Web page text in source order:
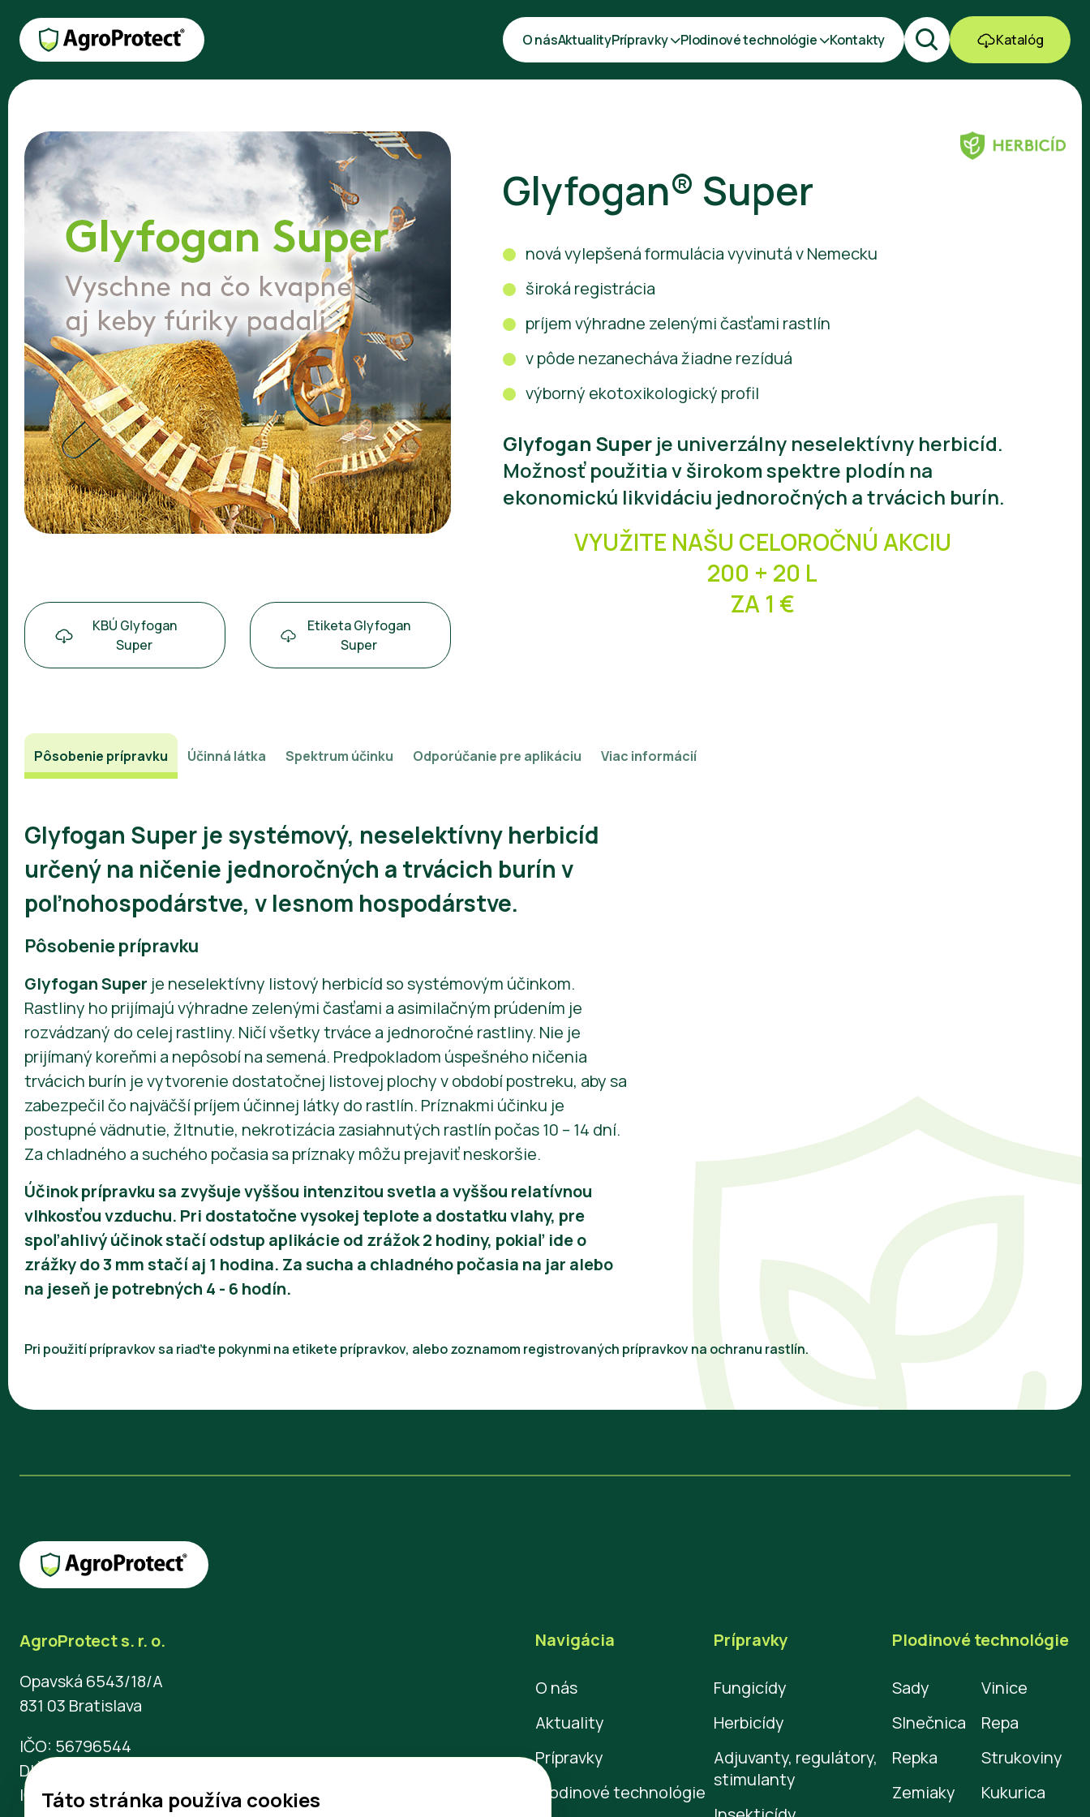
O násAktualityPrípravky Plodinové technológie Kontakty Katalóg
KBÚ Glyfogan
Super
Etiketa Glyfogan
Super
Glyfogan® Super
nová vylepšená formulácia vyvinutá v Nemecku
široká registrácia
príjem výhradne zelenými časťami rastlín
v pôde nezanecháva žiadne rezíduá
výborný ekotoxikologický profil
Glyfogan Super je univerzálny neselektívny herbicíd.
Možnosť použitia v širokom spektre plodín na
ekonomickú likvidáciu jednoročných a trvácich burín.
VYUŽITE NAŠU CELOROČNÚ AKCIU
200 + 20 L
ZA 1 €
Pôsobenie prípravku Účinná látka Spektrum účinku Odporúčanie pre aplikáciu Viac informácií
Glyfogan Super je systémový, neselektívny herbicíd
určený na ničenie jednoročných a trvácich burín v
poľnohospodárstve, v lesnom hospodárstve.
Pôsobenie prípravku
Glyfogan Super je neselektívny listový herbicíd so systémovým účinkom.
Rastliny ho prijímajú výhradne zelenými časťami a asimilačným prúdením je
rozvádzaný do celej rastliny. Ničí všetky trváce a jednoročné rastliny. Nie je
prijímaný koreňmi a nepôsobí na semená. Predpokladom úspešného ničenia
trvácich burín je vytvorenie dostatočnej listovej plochy v období postreku, aby sa
zabezpečil čo najväčší príjem účinnej látky do rastlín. Príznakmi účinku je
postupné vädnutie, žltnutie, nekrotizácia zasiahnutých rastlín počas 10 – 14 dní.
Za chladného a suchého počasia sa príznaky môžu prejaviť neskoršie.
Účinok prípravku sa zvyšuje vyššou intenzitou svetla a vyššou relatívnou
vlhkosťou vzduchu. Pri dostatočne vysokej teplote a dostatku vlahy, pre
spoľahlivý účinok stačí odstup aplikácie od zrážok 2 hodiny, pokiaľ ide o
zrážky do 3 mm stačí aj 1 hodina. Za sucha a chladného počasia na jar alebo
na jeseň je potrebných 4 - 6 hodín.
Pri použití prípravkov sa riaďte pokynmi na etikete prípravkov, alebo zoznamom registrovaných prípravkov na ochranu rastlín.
AgroProtect s. r. o.
Opavská 6543/18/A
831 03 Bratislava
IČO: 56796544
DIČ: 2122453740
IČ DPH: SK2122453740
Navigácia
O nás
Aktuality
Prípravky
Plodinové technológie
Prípravky
Fungicídy
Herbicídy
Adjuvanty, regulátory,
stimulanty
Plodinové technológie
Sady
Vinice
Slnečnica
Repa
Repka
Strukoviny
Zemiaky
Kukurica
Táto stránka používa cookies